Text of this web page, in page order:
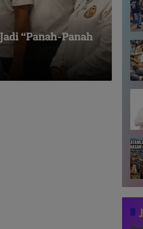
“Panah-Panah